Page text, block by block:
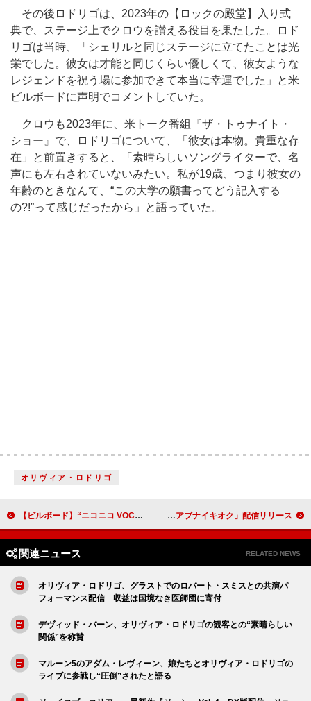
その後ロドリゴは、2023年の【ロックの殿堂】入り式
典で、ステージ上でクロウを讃える役目を果たした。ロド
リゴは当時、「シェリルと同じステージに立てたことは光
栄でした。彼女は才能と同じくらい優しくて、彼女ような
レジェンドを祝う場に参加できて本当に幸運でした」と米
ビルボードに声明でコメントしていた。
クロウも2023年に、米トーク番組『ザ・トゥナイト・
ショー』で、ロドリゴについて、「彼女は本物。貴重な存
在」と前置きすると、「素晴らしいソングライターで、名
声にも左右されていないみたい。私が19歳、つまり彼女の
年齢のときなんて、“この大学の願書ってどう記入する
の?!”って感じだったから」と語っていた。
オリヴィア・ロドリゴ
【ビルボード】“ニコニコ VOCALOID SONGS TOP20”、煮ル果実「マギアート」首位デビュー 鈴木雅之、TVスペシャル『かぐや様は告らせたい 大人への階段』OP主題歌「アブナイキオク」配信リリース
関連ニュース RELATED NEWS
オリヴィア・ロドリゴ、グラストでのロバート・スミスとの共演パ
フォーマンス配信 収益は国境なき医師団に寄付
デヴィッド・バーン、オリヴィア・ロドリゴの観客との“素晴らしい
関係”を称賛
マルーン5のアダム・レヴィーン、娘たちとオリヴィア・ロドリゴの
ライブに参戦し“圧倒”されたと語る